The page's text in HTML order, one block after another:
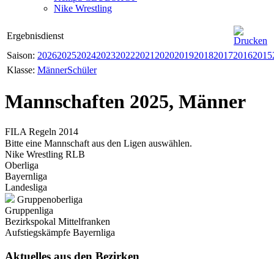
Nike Wrestling
Ergebnisdienst
Saison: 202620252024202320222021 202020192018201720162015
Klasse: MännerSchüler
Mannschaften 2025, Männer
FILA Regeln 2014
Bitte eine Mannschaft aus den Ligen auswählen.
Nike Wrestling RLB
Oberliga
Bayernliga
Landesliga
Gruppenoberliga
Gruppenliga
Bezirkspokal Mittelfranken
Aufstiegskämpfe Bayernliga
Aktuelles aus den Bezirken